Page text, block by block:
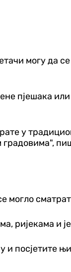
могу да
пјешака
у
могло
ријекама и
посјетите